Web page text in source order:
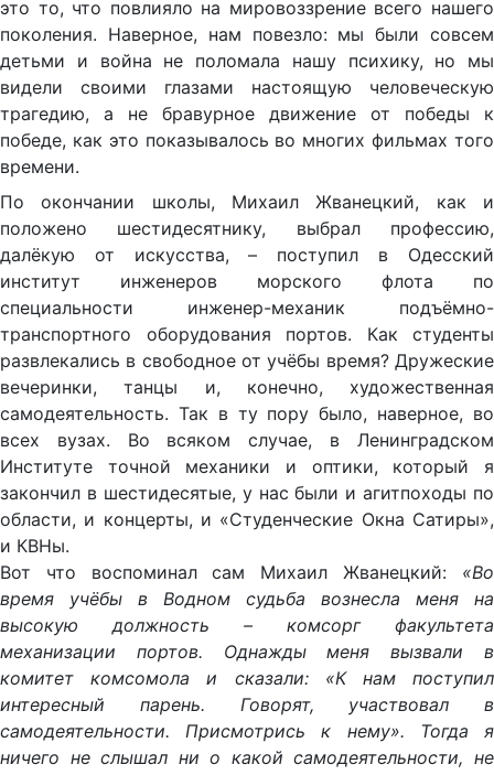
это то, что повлияло на мировоззрение всего нашего
поколения. Наверное, нам повезло: мы были совсем
детьми и война не поломала нашу психику, но мы
видели своими глазами настоящую человеческую
трагедию, а не бравурное движение от победы к
победе, как это показывалось во многих фильмах того
времени.
По окончании школы, Михаил Жванецкий, как и
положено шестидесятнику, выбрал профессию,
далёкую от искусства, – поступил в Одесский
институт инженеров морского флота по
специальности инженер-механик подъёмно-
транспортного оборудования портов. Как студенты
развлекались в свободное от учёбы время? Дружеские
вечеринки, танцы и, конечно, художественная
самодеятельность. Так в ту пору было, наверное, во
всех вузах. Во всяком случае, в Ленинградском
Институте точной механики и оптики, который я
закончил в шестидесятые, у нас были и агитпоходы по
области, и концерты, и «Студенческие Окна Сатиры»,
и КВНы.
Вот что воспоминал сам Михаил Жванецкий: «Во
время учёбы в Водном судьба вознесла меня на
высокую должность – комсорг факультета
механизации портов. Однажды меня вызвали в
комитет комсомола и сказали: «К нам поступил
интересный парень. Говорят, участвовал в
самодеятельности. Присмотрись к нему». Тогда я
ничего не слышал ни о какой самодеятельности, не